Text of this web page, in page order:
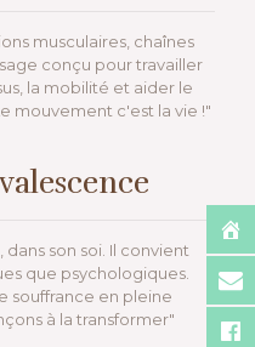
musculaires, chaînes
conçu pour travailler
la mobilité et aider le
mouvement c'est la vie !"
son soi. Il convient
que psychologiques.
souffrance en pleine
à la transformer"